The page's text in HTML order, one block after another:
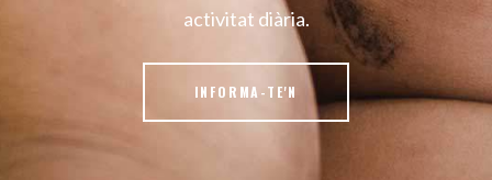
activitat diària.
INFORMA-TE'N